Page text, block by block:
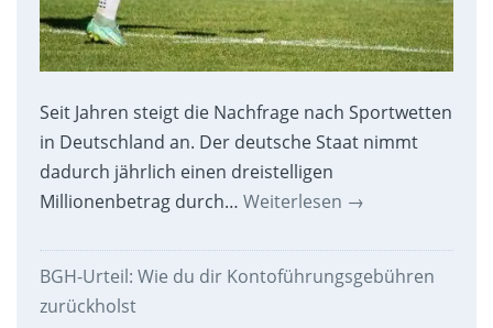
Seit Jahren steigt die Nachfrage nach Sportwetten
in Deutschland an. Der deutsche Staat nimmt
dadurch jährlich einen dreistelligen
Millionenbetrag durch… Weiterlesen →
BGH-Urteil: Wie du dir Kontoführungsgebühren
zurückholst